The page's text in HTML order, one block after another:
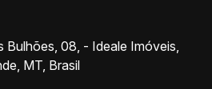
Bulhões 08 - Ideale Imóveis
MT Brasil